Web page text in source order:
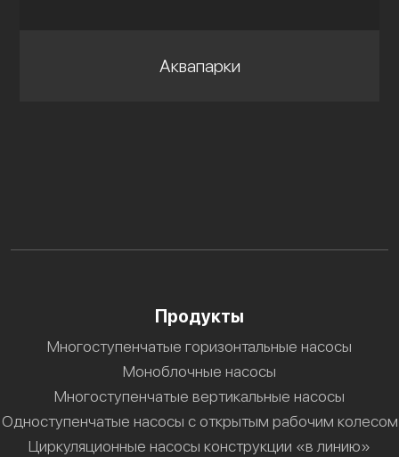
Аквапарки
Продукты
Многоступенчатые горизонтальные насосы
Моноблочные насосы
Многоступенчатые вертикальные насосы
Одноступенчатые насосы с открытым рабочим колесом
Циркуляционные насосы конструкции «в линию»